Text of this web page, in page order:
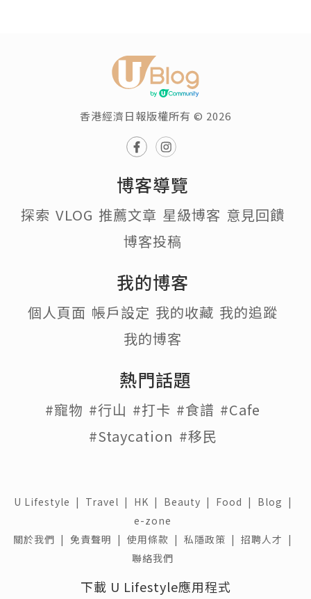
香港經濟日報版權所有 © 2026
博客導覽
探索 VLOG 推薦文章 星級博客 意見回饋
博客投稿
我的博客
個人頁面 帳戶設定 我的收藏 我的追蹤
我的博客
熱門話題
#寵物 #行山 #打卡 #食譜 #Cafe
#Staycation #移民
U Lifestyle | Travel | HK | Beauty | Food | Blog |
e-zone
關於我們 | 免責聲明 | 使用條款 | 私隱政策 | 招聘人才 |
聯絡我們
下載 U Lifestyle應用程式